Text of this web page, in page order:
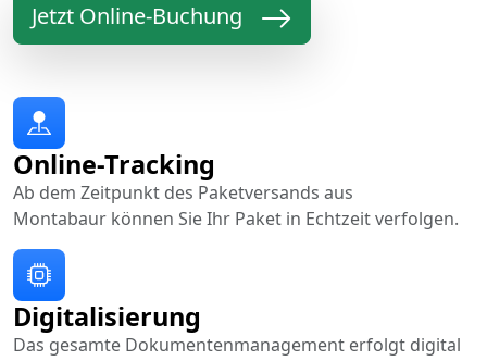
Jetzt Online-Buchung
Online-Tracking
Ab dem Zeitpunkt des Paketversands aus
Montabaur können Sie Ihr Paket in Echtzeit verfolgen.
Digitalisierung
Das gesamte Dokumentenmanagement erfolgt digital